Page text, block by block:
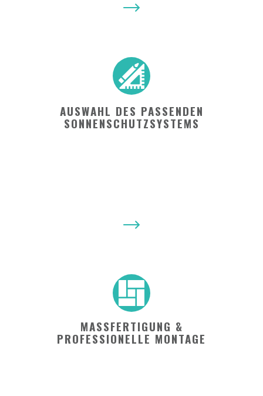
AUSWAHL DES PASSENDEN
SONNENSCHUTZSYSTEMS
MASSFERTIGUNG & P
ROFESSIONELLE MONTAGE